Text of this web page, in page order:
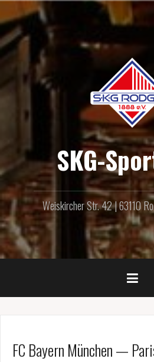
Inhalt
springen
SKG-
Weiskircher Str. 42 | 63110
FC Bayern München —